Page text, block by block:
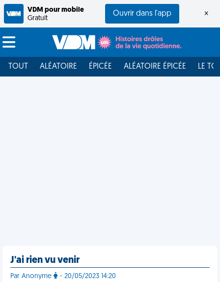
VDM pour mobile
Gratuit
Ouvrir dans l'app ×
TOUT ALÉATOIRE ÉPICÉE ALÉATOIRE ÉPICÉE LE
J'ai rien vu venir
Par Anonyme - 20/05/2023 14:20